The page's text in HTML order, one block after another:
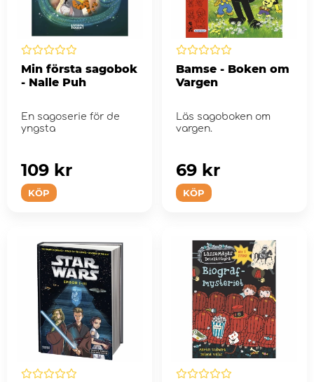
Min första sagobok
- Nalle Puh
En sagoserie för de
yngsta
KÖP
109 kr
Bamse - Boken om
Vargen
Läs sagoboken om
vargen.
KÖP
69 kr